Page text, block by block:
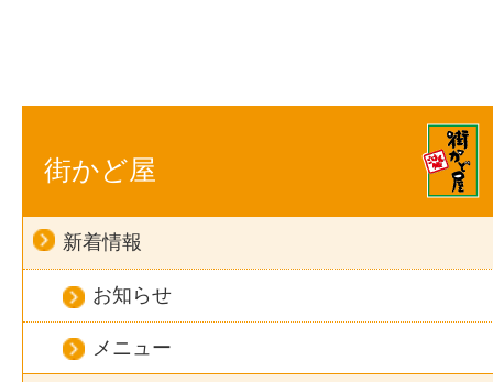
街かど屋
新着情報
お知らせ
メニュー